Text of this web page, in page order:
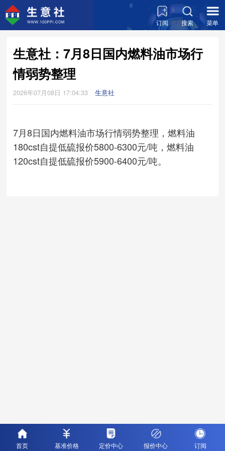
订阅 搜索 菜单
生意社：7月8日国内燃料油市场行
情弱势整理
2026年07月08日 17:04:33 生意社
7月8日国内燃料油市场行情弱势整理，燃料油
180cst自提低硫报价5800-6300元/吨，燃料油
120cst自提低硫报价5900-6400元/吨。
首页 基准价格 定价中心 报价中心 订阅